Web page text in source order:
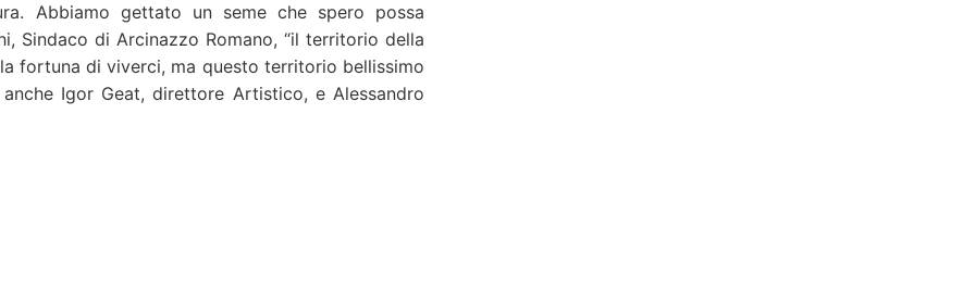
Abbiamo gettato un seme che spero possa
Sindaco di Arcinazzo Romano, “il territorio della
fortuna di viverci, ma questo territorio bellissimo
Igor Geat, direttore Artistico, e Alessandro